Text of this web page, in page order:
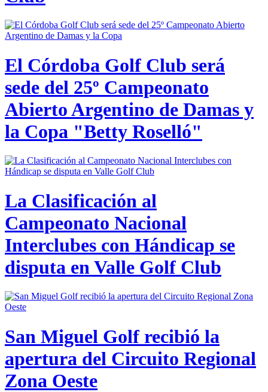
El Córdoba Golf Club será
sede del 25º Campeonato
Abierto Argentino de Damas y
la Copa "Betty Roselló"
La Clasificación al
Campeonato Nacional
Interclubes con Hándicap se
disputa en Valle Golf Club
San Miguel Golf recibió la
apertura del Circuito Regional
Zona Oeste